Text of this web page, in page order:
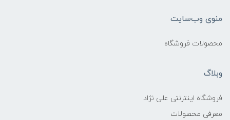
منوی وب‌سایت
محصولات فروشگاه
وبلاگ
فروشگاه اینترنتی علی نژاد
معرفی محصولات